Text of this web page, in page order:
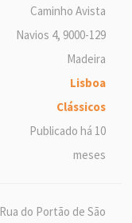
Caminho Avista
Navios 4, 9000-129
Madeira
Lisboa
Clássicos
Publicado há 10
meses
Rua do Portão de São